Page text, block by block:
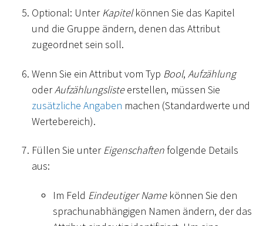
Optional: UnterKapitelkönnen Sie das Kapitel
und die Gruppe ändern, denen das Attribut
zugeordnet sein soll.
Wenn Sie ein Attribut vom Typ Bool, Aufzählung
oderAufzählungslisteerstellen, müssen Sie
zusätzliche Angaben machen (Standardwerte und
Wertebereich).
Füllen Sie unterEigenschaften folgende Details
aus:
Im Feld Eindeutiger Namekönnen Sie den
sprachunabhängigen Namen ändern, der das